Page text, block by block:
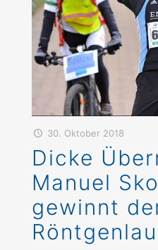
30. Oktober 2018
Dicke
Manuel
gewinnt